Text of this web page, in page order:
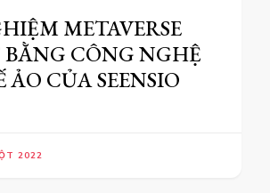
METAVERSE
BẰNG CÔNG NGHỆ
CỦA SEENSIO
2022